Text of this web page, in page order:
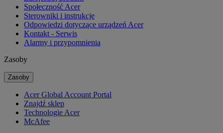
Społeczność Acer
Sterowniki i instrukcje
Odpowiedzi dotyczące urządzeń Acer
Kontakt - Serwis
Alarmy i przypomnienia
Zasoby
Zasoby
Acer Global Account Portal
Znajdź sklep
Technologie Acer
McAfee